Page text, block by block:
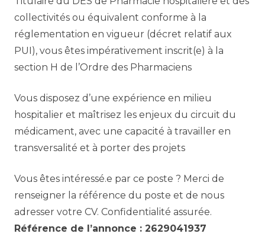
collectivités ou équivalent conforme à la
réglementation en vigueur (décret relatif aux
PUI), vous êtes impérativement inscrit(e) à la
section H de l’Ordre des Pharmaciens
Vous disposez d’une expérience en milieu
hospitalier et maîtrisez les enjeux du circuit du
médicament, avec une capacité à travailler en
transversalité et à porter des projets
Vous êtes intéressé.e par ce poste ? Merci de
renseigner la référence du poste et de nous
adresser votre CV. Confidentialité assurée.
Référence de l’annonce : 2629041937